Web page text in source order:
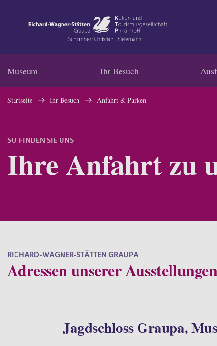
Museum Ihr Besuch
Startseite Ihr Besuch Anfahrt & Parken
SO FINDEN SIE UNS
Ihre Anfahrt zu
RICHARD-WAGNER-STÄTTEN GRAUPA
Adressen unserer Ausstellungen
Jagdschloss Graupa,